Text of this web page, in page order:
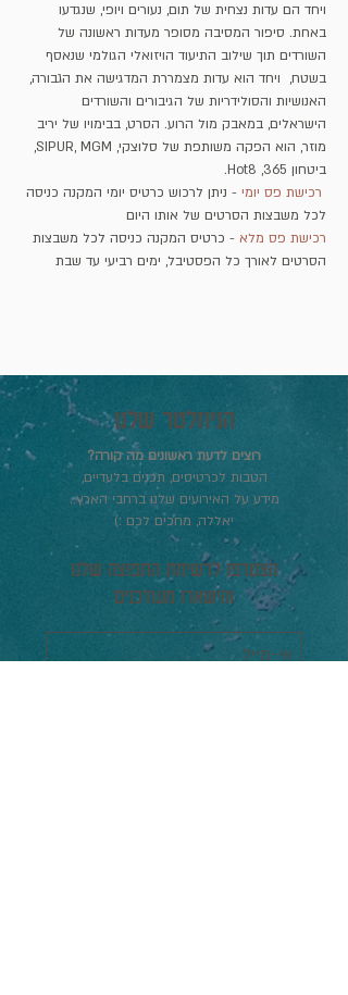
ויחד הם עדות נצחית של תום, נעורים ויופי, שנגדעו
באחת. סיפור המסיבה מסופר מעדות ראשונה של
השורדים תוך שילוב התיעוד הויזואלי הגולמי שנאסף
בשטח,  ויחד הוא עדות מצמררת המדגישה את הגבורה,
האנושיות והסולידריות של הגיבורים והשורדים
הישראלים, במאבק מול הרוע. הסרט, בבימויו של יריב
מוזר, הוא הפקה משותפת של סלוצקי, SIPUR, MGM,
ביטחון 365, Hot8.
רכישת פס יומי - ניתן לרכוש כרטיס יומי המקנה כניסה
לכל משבצות הסרטים של אותו היום
רכישת פס מלא - כרטיס המקנה כניסה לכל משבצות
הסרטים לאורך כל הפסטיבל, ימים רביעי עד שבת
הניוזלטר שלנו
רוצים לדעת ראשונים מה קורה?
הטבות לכרטיסים, תכנים בלעדיים,
מידע על האירועים שלנו ברחבי הארץ..
יאללה, מחכים לכם :)
הצטרפו לרשימת התפוצה שלנו
והישארו מעודכנים